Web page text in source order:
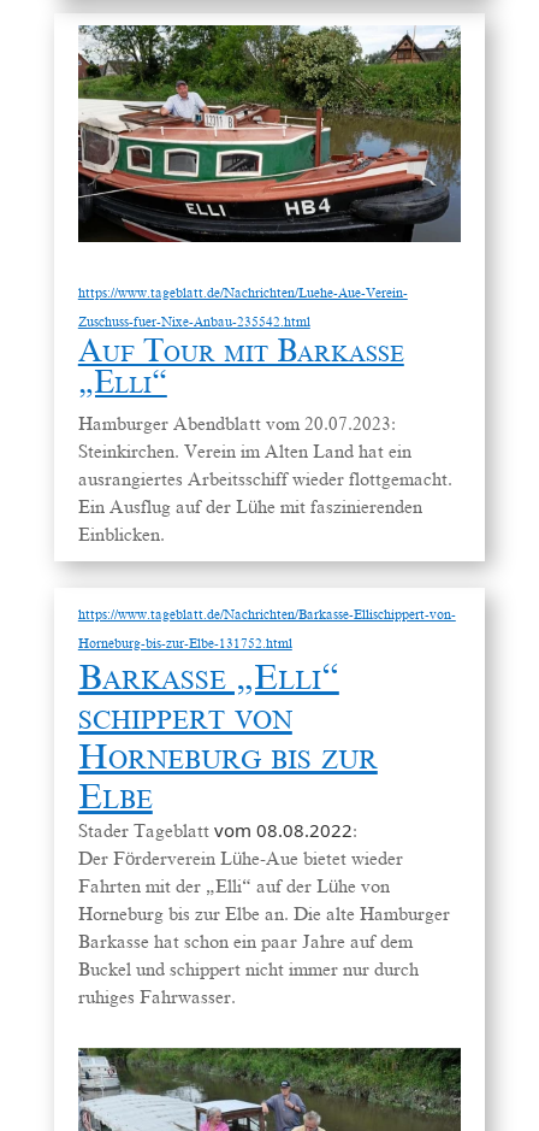
https://www.tageblatt.de/Nachrichten/Luehe-Aue-Verein-
Zuschuss-fuer-Nixe-Anbau-235542.html
Auf Tour mit Barkasse
„Elli“
Hamburger Abendblatt vom 20.07.2023:
Steinkirchen. Verein im Alten Land hat ein
ausrangiertes Arbeitsschiff wieder flottgemacht.
Ein Ausflug auf der Lühe mit faszinierenden
Einblicken.
https://www.tageblatt.de/Nachrichten/Barkasse-Ellischippert-von-
Horneburg-bis-zur-Elbe-131752.html
Barkasse „Elli“
schippert von
Horneburg bis zur
Elbe
Stader Tageblatt vom 08.08.2022:
Der Förderverein Lühe-Aue bietet wieder
Fahrten mit der „Elli“ auf der Lühe von
Horneburg bis zur Elbe an. Die alte Hamburger
Barkasse hat schon ein paar Jahre auf dem
Buckel und schippert nicht immer nur durch
ruhiges Fahrwasser.